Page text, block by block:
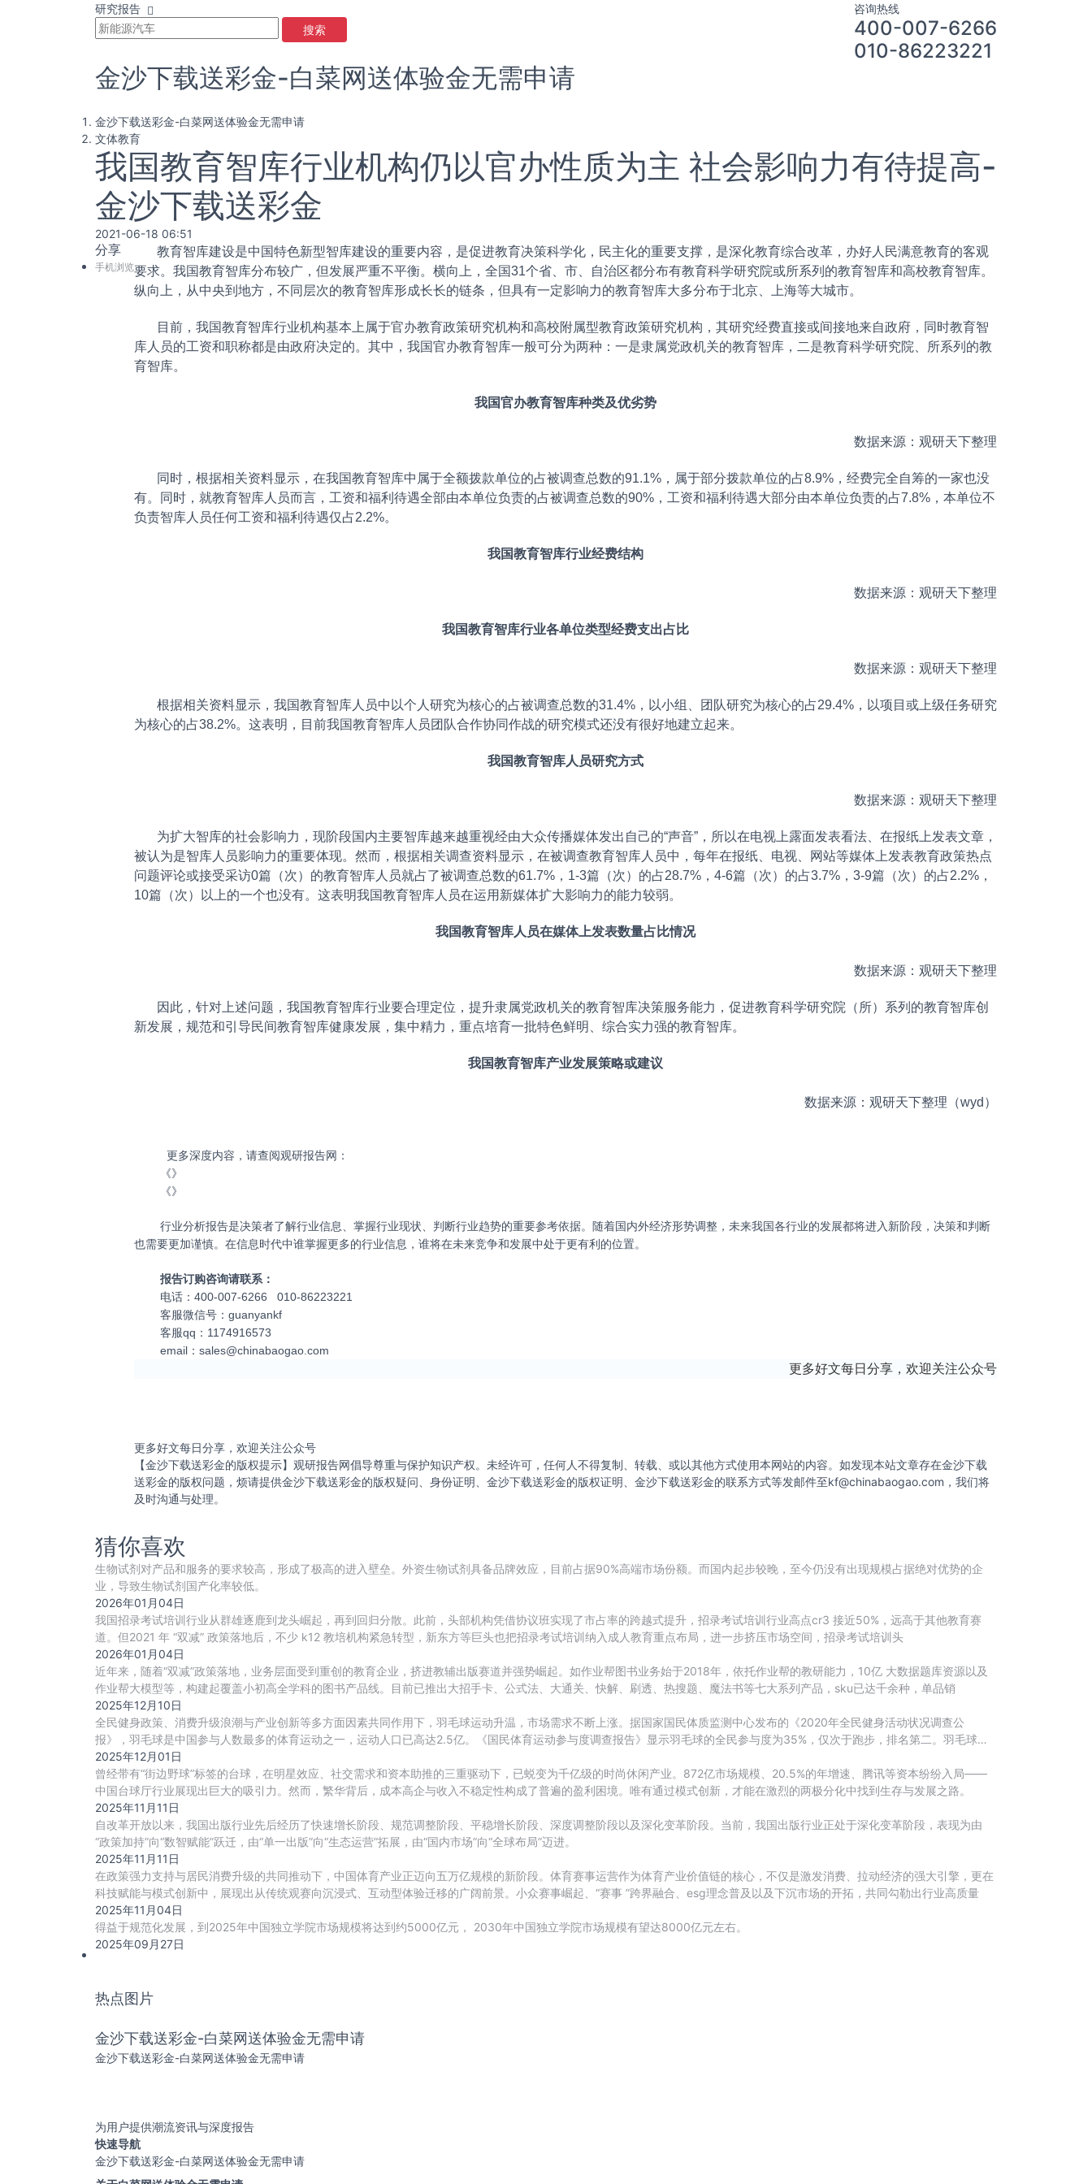
研究报告
搜索
咨询热线
400-007-6266
010-86223221
金沙下载送彩金-白菜网送体验金无需申请
金沙下载送彩金-白菜网送体验金无需申请
文体教育
我国教育智库行业机构仍以官办性质为主 社会影响力有待提高-
金沙下载送彩金
2021-06-18 06:51
分享
手机浏览
教育智库建设是中国特色新型智库建设的重要内容，是促进教育决策科学化，民主化的重要支撑，是深化教育综合改革，办好人民满意教育的客观
要求。我国教育智库分布较广，但发展严重不平衡。横向上，全国31个省、市、自治区都分布有教育科学研究院或所系列的教育智库和高校教育智库。
纵向上，从中央到地方，不同层次的教育智库形成长长的链条，但具有一定影响力的教育智库大多分布于北京、上海等大城市。
目前，我国教育智库行业机构基本上属于官办教育政策研究机构和高校附属型教育政策研究机构，其研究经费直接或间接地来自政府，同时教育智
库人员的工资和职称都是由政府决定的。其中，我国官办教育智库一般可分为两种：一是隶属党政机关的教育智库，二是教育科学研究院、所系列的教
育智库。
我国官办教育智库种类及优劣势
数据来源：观研天下整理
同时，根据相关资料显示，在我国教育智库中属于全额拨款单位的占被调查总数的91.1%，属于部分拨款单位的占8.9%，经费完全自筹的一家也没
有。同时，就教育智库人员而言，工资和福利待遇全部由本单位负责的占被调查总数的90%，工资和福利待遇大部分由本单位负责的占7.8%，本单位不
负责智库人员任何工资和福利待遇仅占2.2%。
我国教育智库行业经费结构
数据来源：观研天下整理
我国教育智库行业各单位类型经费支出占比
数据来源：观研天下整理
根据相关资料显示，我国教育智库人员中以个人研究为核心的占被调查总数的31.4%，以小组、团队研究为核心的占29.4%，以项目或上级任务研究
为核心的占38.2%。这表明，目前我国教育智库人员团队合作协同作战的研究模式还没有很好地建立起来。
我国教育智库人员研究方式
数据来源：观研天下整理
为扩大智库的社会影响力，现阶段国内主要智库越来越重视经由大众传播媒体发出自己的“声音”，所以在电视上露面发表看法、在报纸上发表文章，
被认为是智库人员影响力的重要体现。然而，根据相关调查资料显示，在被调查教育智库人员中，每年在报纸、电视、网站等媒体上发表教育政策热点
问题评论或接受采访0篇（次）的教育智库人员就占了被调查总数的61.7%，1-3篇（次）的占28.7%，4-6篇（次）的占3.7%，3-9篇（次）的占2.2%，
10篇（次）以上的一个也没有。这表明我国教育智库人员在运用新媒体扩大影响力的能力较弱。
我国教育智库人员在媒体上发表数量占比情况
数据来源：观研天下整理
因此，针对上述问题，我国教育智库行业要合理定位，提升隶属党政机关的教育智库决策服务能力，促进教育科学研究院（所）系列的教育智库创
新发展，规范和引导民间教育智库健康发展，集中精力，重点培育一批特色鲜明、综合实力强的教育智库。
我国教育智库产业发展策略或建议
数据来源：观研天下整理（wyd）
更多深度内容，请查阅观研报告网：
《》
《》
行业分析报告是决策者了解行业信息、掌握行业现状、判断行业趋势的重要参考依据。随着国内外经济形势调整，未来我国各行业的发展都将进入新阶段，决策和判断
也需要更加谨慎。在信息时代中谁掌握更多的行业信息，谁将在未来竞争和发展中处于更有利的位置。
报告订购咨询请联系：
电话：400-007-6266 010-86223221
客服微信号：guanyankf
客服qq：1174916573
email： sales@chinabaogao.com
更多好文每日分享，欢迎关注公众号
更多好文每日分享，欢迎关注公众号
【金沙下载送彩金的版权提示】观研报告网倡导尊重与保护知识产权。未经许可，任何人不得复制、转载、或以其他方式使用本网站的内容。如发现本站文章存在金沙下载
送彩金的版权问题，烦请提供金沙下载送彩金的版权疑问、身份证明、金沙下载送彩金的版权证明、金沙下载送彩金的联系方式等发邮件至kf@chinabaogao.com ，我们将
及时沟通与处理。
猜你喜欢
生物试剂对产品和服务的要求较高，形成了极高的进入壁垒。外资生物试剂具备品牌效应，目前占据90%高端市场份额。而国内起步较晚，至今仍没有出现规模占据绝对优势的企
业，导致生物试剂国产化率较低。
2026年01月04日
我国招录考试培训行业从群雄逐鹿到龙头崛起，再到回归分散。此前，头部机构凭借协议班实现了市占率的跨越式提升，招录考试培训行业高点cr3 接近50%，远高于其他教育赛
道。但2021 年 “双减” 政策落地后，不少 k12 教培机构紧急转型，新东方等巨头也把招录考试培训纳入成人教育重点布局，进一步挤压市场空间，招录考试培训头
2026年01月04日
近年来，随着“双减”政策落地，业务层面受到重创的教育企业，挤进教辅出版赛道并强势崛起。如作业帮图书业务始于2018年，依托作业帮的教研能力，10亿 大数据题库资源以及
作业帮大模型等，构建起覆盖小初高全学科的图书产品线。目前已推出大招手卡、公式法、大通关、快解、刷透、热搜题、魔法书等七大系列产品，sku已达千余种，单品销
2025年12月10日
全民健身政策、消费升级浪潮与产业创新等多方面因素共同作用下，羽毛球运动升温，市场需求不断上涨。据国家国民体质监测中心发布的《2020年全民健身活动状况调查公
报》，羽毛球是中国参与人数最多的体育运动之一，运动人口已高达2.5亿。《国民体育运动参与度调查报告》显示羽毛球的全民参与度为35%，仅次于跑步，排名第二。羽毛球运
动
2025年12月01日
曾经带有“街边野球”标签的台球，在明星效应、社交需求和资本助推的三重驱动下，已蜕变为千亿级的时尚休闲产业。872亿市场规模、20.5%的年增速、腾讯等资本纷纷入局——
中国台球厅行业展现出巨大的吸引力。然而，繁华背后，成本高企与收入不稳定性构成了普遍的盈利困境。唯有通过模式创新，才能在激烈的两极分化中找到生存与发展之路。
2025年11月11日
自改革开放以来，我国出版行业先后经历了快速增长阶段、规范调整阶段、平稳增长阶段、深度调整阶段以及深化变革阶段。当前，我国出版行业正处于深化变革阶段，表现为‌由
“政策加持”向“数智赋能”跃迁，由“单一出版”向“生态运营”拓展，由“国内市场”向“全球布局”迈进。
2025年11月11日
在政策强力支持与居民消费升级的共同推动下，中国体育产业正迈向五万亿规模的新阶段。体育赛事运营作为体育产业价值链的核心，不仅是激发消费、拉动经济的强大引擎，更在
科技赋能与模式创新中，展现出从传统观赛向沉浸式、互动型体验迁移的广阔前景。小众赛事崛起、“赛事 ”跨界融合、esg理念普及以及下沉市场的开拓，共同勾勒出行业高质量
2025年11月04日
得益于规范化发展，到2025年中国独立学院市场规模将达到约5000亿元， 2030年中国独立学院市场规模有望达8000亿元左右。
2025年09月27日
热点图片
金沙下载送彩金-白菜网送体验金无需申请
金沙下载送彩金-白菜网送体验金无需申请
为用户提供潮流资讯与深度报告
快速导航
金沙下载送彩金-白菜网送体验金无需申请